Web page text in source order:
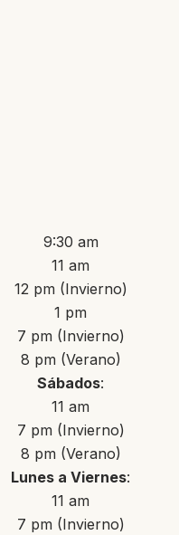
9:30 am
11 am
12 pm (Invierno)
1 pm
7 pm (Invierno)
8 pm (Verano)
Sábados:
11 am
7 pm (Invierno)
8 pm (Verano)
Lunes a Viernes:
11 am
7 pm (Invierno)